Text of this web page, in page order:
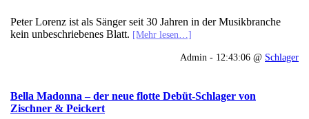
Peter Lorenz ist als Sänger seit 30 Jahren in der Musikbranche
kein unbeschriebenes Blatt. [Mehr lesen…]
Admin - 12:43:06 @ Schlager
Bella Madonna – der neue flotte Debüt-Schlager von
Zischner & Peickert